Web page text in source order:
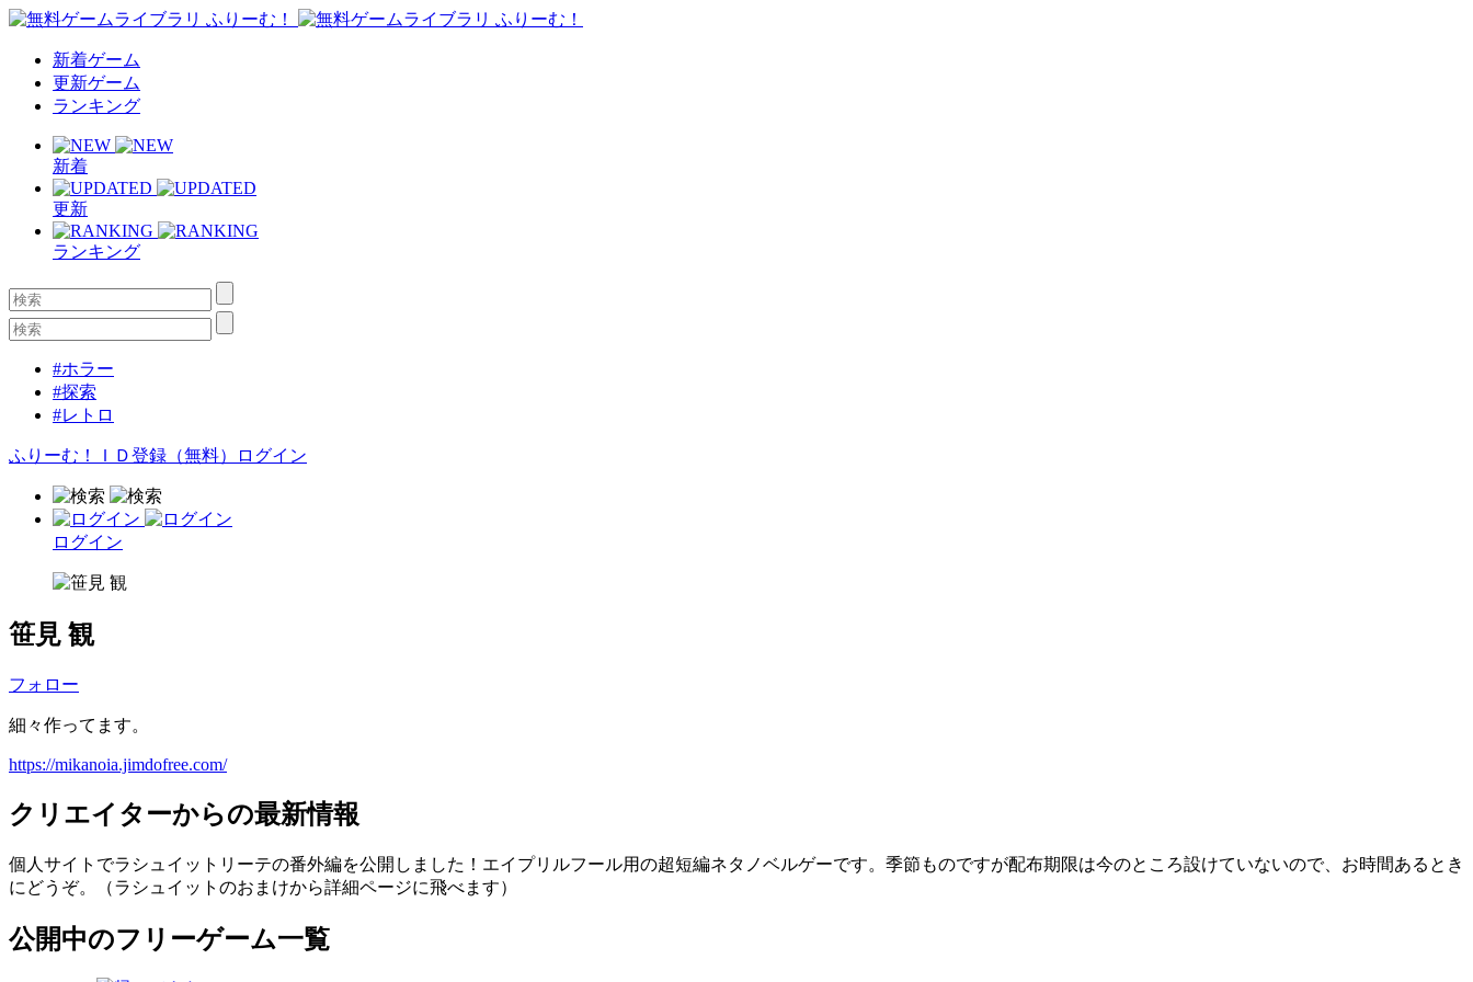
新着ゲーム
更新ゲーム
ランキング
新着
更新
ランキング
#ホラー
#探索
#レトロ
ふりーむ！ＩＤ登録（無料） ログイン
ログイン
笹見 観
フォロー
細々作ってます。
https://mikanoia.jimdofree.com/
クリエイターからの最新情報
個人サイトでラシュイットリーテの番外編を公開しました！エイプリルフール用の超短編ネタノベルゲーです。季節ものですが配布期限は今のところ設けていないので、お時間あるとき
にどうぞ。（ラシュイットのおまけから詳細ページに飛べます）
公開中のフリーゲーム一覧